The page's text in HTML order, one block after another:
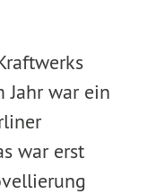
Jahr war ein
war erst